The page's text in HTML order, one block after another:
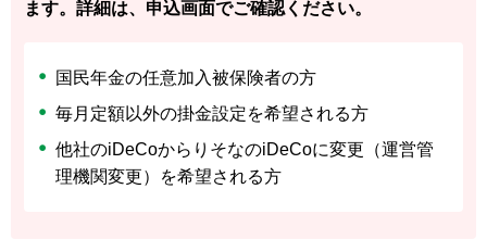
ます。詳細は、申込画面でご確認ください。
国民年金の任意加入被保険者の方
毎月定額以外の掛金設定を希望される方
他社のiDeCoからりそなのiDeCoに変更（運営管
理機関変更）を希望される方